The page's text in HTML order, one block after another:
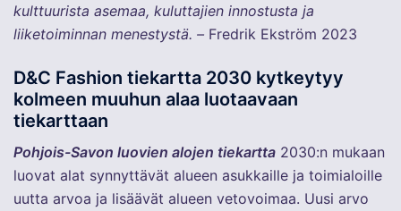
kulttuurista asemaa, kuluttajien innostusta ja
liiketoiminnan menestystä. – Fredrik Ekström 2023
D&C Fashion tiekartta 2030 kytkeytyy
kolmeen muuhun alaa luotaavaan
tiekarttaan
Pohjois-Savon luovien alojen tiekartta 2030:n mukaan
luovat alat synnyttävät alueen asukkaille ja toimialoille
uutta arvoa ja lisäävät alueen vetovoimaa. Uusi arvo